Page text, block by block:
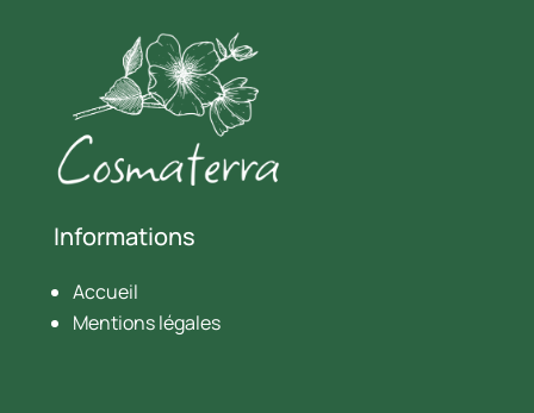
Informations
Accueil
Mentions légales